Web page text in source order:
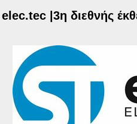
elec.tec |3η διεθνής